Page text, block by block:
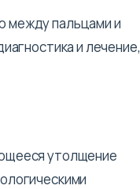
между пальцами и
и лечение,
утолщение